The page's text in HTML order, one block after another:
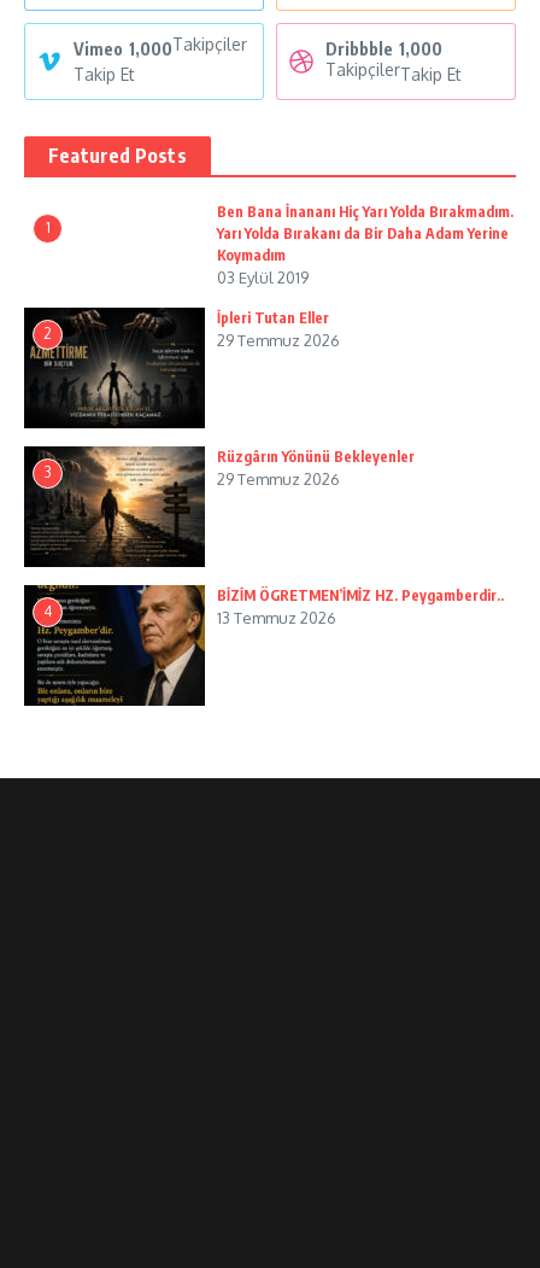
Vimeo 1,000Takipçiler
Takip Et
Dribbble 1,000
TakipçilerTakip Et
Featured Posts
1
Ben Bana İnananı Hiç Yarı Yolda Bırakmadım.
Yarı Yolda Bırakanı da Bir Daha Adam Yerine
Koymadım
03 Eylül 2019
2
İpleri Tutan Eller
29 Temmuz 2026
3
Rüzgârın Yönünü Bekleyenler
29 Temmuz 2026
4
BİZİM ÖGRETMEN’İMİZ HZ. Peygamberdir..
13 Temmuz 2026